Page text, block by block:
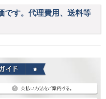
です。代理費用、送料等